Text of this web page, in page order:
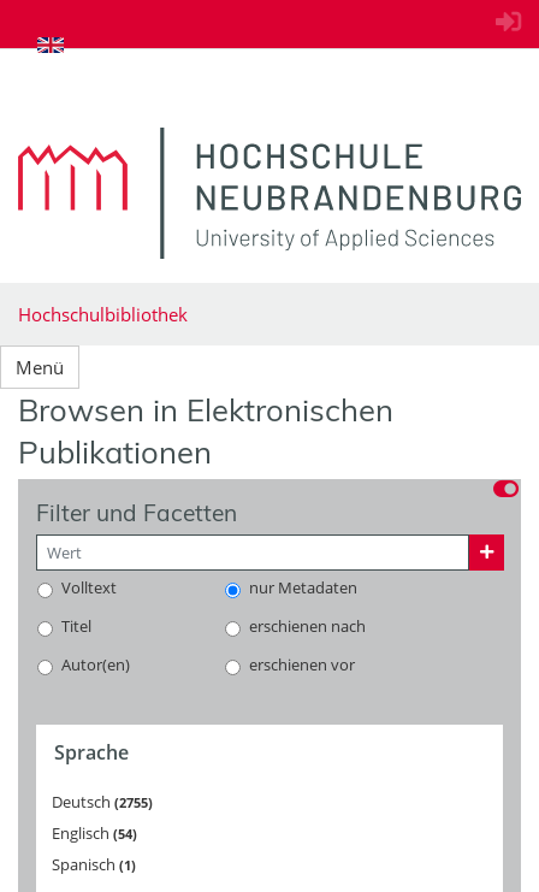
zum Inhalt springen
Hochschulbibliothek
Menü
Browsen in Elektronischen
Publikationen
Filter und Facetten
Volltext
nur Metadaten
Titel
erschienen nach
Autor(en)
erschienen vor
Sprache
Deutsch 2755
Englisch 54
Spanisch 1